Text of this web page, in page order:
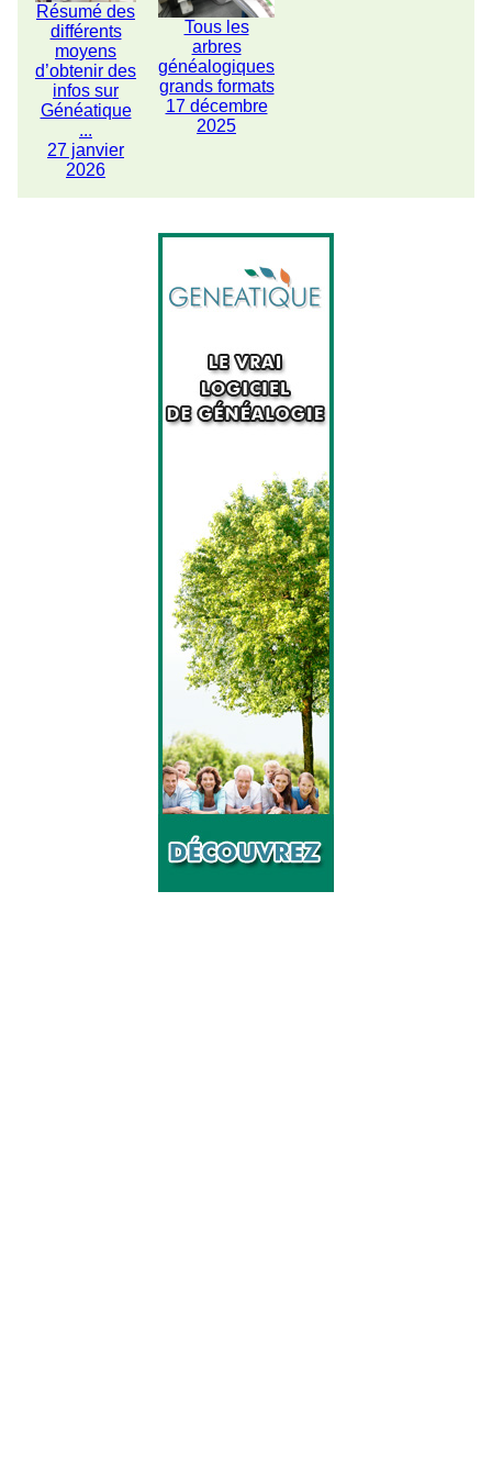
Résumé des
différents
moyens
d’obtenir des
infos sur
Généatique
...
27 janvier
2026
Tous les
arbres
généalogiques
grands formats
17 décembre
2025